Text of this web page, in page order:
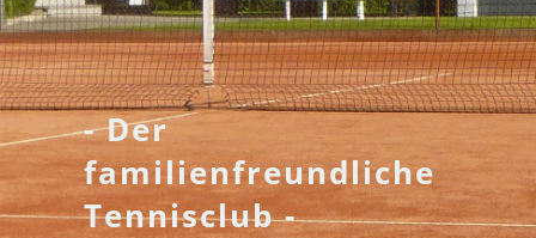
- Der
familienfreundliche
Tennisclub -